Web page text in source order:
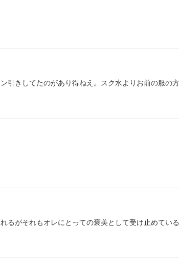
引きしてたのがあり得ねえ。スク水よりお前の服の
るがそれもオレにとっての褒美として受け止めている